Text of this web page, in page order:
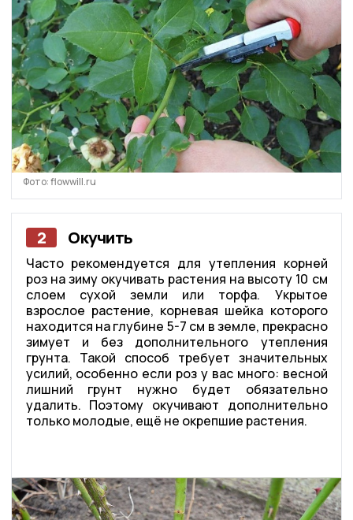
Фото: flowwill.ru
2 Окучить
Часто рекомендуется для утепления корней
роз на зиму окучивать растения на высоту 10 см
слоем сухой земли или торфа. Укрытое
взрослое растение, корневая шейка которого
находится на глубине 5-7 см в земле, прекрасно
зимует и без дополнительного утепления
грунта. Такой способ требует значительных
усилий, особенно если роз у вас много: весной
лишний грунт нужно будет обязательно
удалить. Поэтому окучивают дополнительно
только молодые, ещё не окрепшие растения.